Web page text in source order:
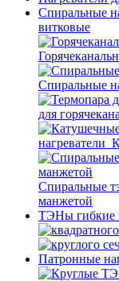
Спиральные
витковые
Спиральные
для
Спиральные
манжетой
ТЭНы гибкие
Патронные